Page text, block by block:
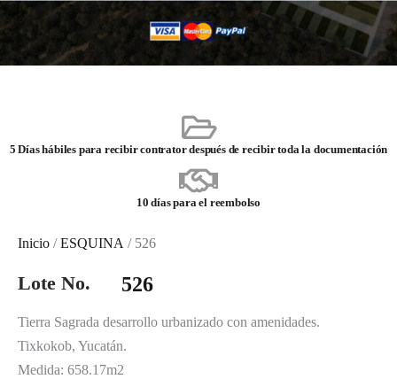
5 Días hábiles para recibir contrator después de recibir toda la documentación
10 días para el reembolso
Inicio /ESQUINA / 526
Lote No. 526
Tierra Sagrada desarrollo urbanizado con amenidades.
Tixkokob, Yucatán.
Medida: 658.17m2